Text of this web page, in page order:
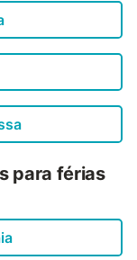
para férias